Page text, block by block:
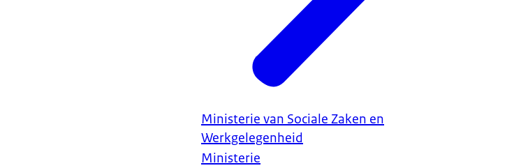
Ministerie van Sociale Zaken en
Werkgelegenheid
Ministerie